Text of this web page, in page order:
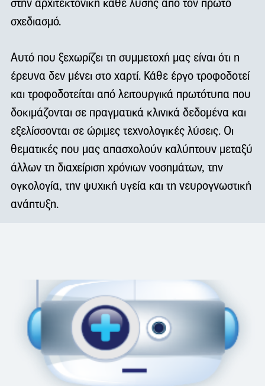
στην αρχιτεκτονική κάθε λύσης από τον πρώτο
σχεδιασμό.
Αυτό που ξεχωρίζει τη συμμετοχή μας είναι ότι η
έρευνα δεν μένει στο χαρτί. Κάθε έργο τροφοδοτεί
και τροφοδοτείται από λειτουργικά πρωτότυπα που
δοκιμάζονται σε πραγματικά κλινικά δεδομένα και
εξελίσσονται σε ώριμες τεχνολογικές λύσεις. Οι
θεματικές που μας απασχολούν καλύπτουν μεταξύ
άλλων τη διαχείριση χρόνιων νοσημάτων, την
ογκολογία, την ψυχική υγεία και τη νευρογνωστική
ανάπτυξη.